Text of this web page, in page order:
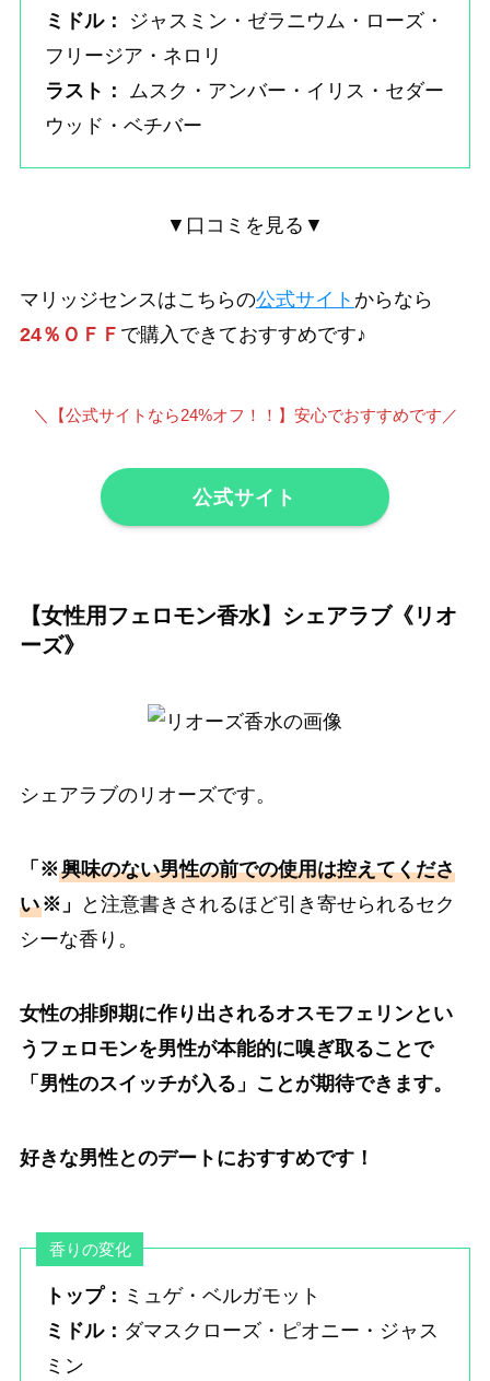
ミドル：
ジャスミン・ゼラニウム・ローズ・
フリージア・ネロリ
ラスト：
ムスク・アンバー・イリス・セダー
ウッド・ベチバー
▼口コミを見る▼
マリッジセンスはこちらの公式サイト からなら
24％ＯＦＦ で購入できておすすめです♪
＼ 【公式サイトなら24%オフ！！】安心でおすすめです ／
公式サイト
【女性用フェロモン香水】シェアラブ《リオ
ーズ》
シェアラブのリオーズです。
「 ※興味のない男性の前での使用は控えてくださ
い※ 」
と注意書きされるほど引き寄せられるセク
シーな香り。
女性の排卵期に作り出されるオスモフェリンとい
うフェロモンを男性が本能的に嗅ぎ取ることで
「男性のスイッチが入る」ことが期待できます。
好きな男性とのデートにおすすめです！
香りの変化
トップ： ミュゲ・ベルガモット
ミドル： ダマスクローズ・ピオニー・ジャス
ミン